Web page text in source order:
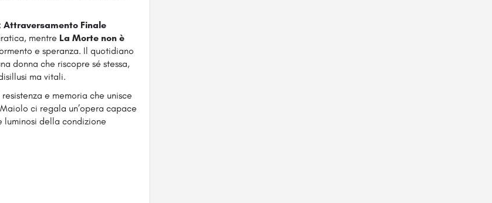
Attraversamento Finale
mentre La Morte non è
e speranza. Il quotidiano
donna che riscopre sé stessa,
ma vitali.
e memoria che unisce
ci regala un’opera capace
della condizione